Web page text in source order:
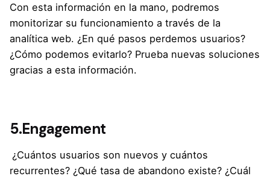
Con esta información en la mano, podremos
monitorizar su funcionamiento a través de la
analítica web. ¿En qué pasos perdemos usuarios?
¿Cómo podemos evitarlo? Prueba nuevas soluciones
gracias a esta información.
5.Engagement
¿Cuántos usuarios son nuevos y cuántos
recurrentes? ¿Qué tasa de abandono existe? ¿Cuál